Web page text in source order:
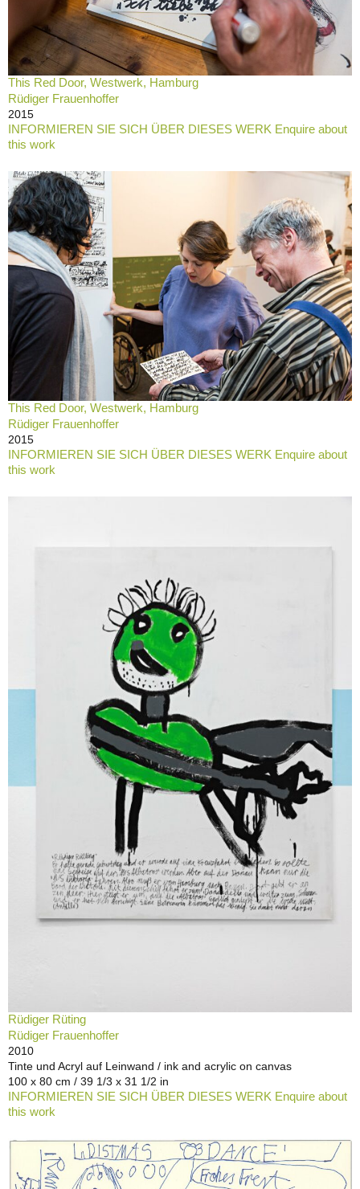
This Red Door, Westwerk, Hamburg
Rüdiger Frauenhoffer
2015
INFORMIEREN SIE SICH ÜBER DIESES WERK Enquire about
this work
This Red Door, Westwerk, Hamburg
Rüdiger Frauenhoffer
2015
INFORMIEREN SIE SICH ÜBER DIESES WERK Enquire about
this work
Rüdiger Rüting
Rüdiger Frauenhoffer
2010
Tinte und Acryl auf Leinwand / ink and acrylic on canvas
100 x 80 cm / 39 1/3 x 31 1/2 in
INFORMIEREN SIE SICH ÜBER DIESES WERK Enquire about
this work